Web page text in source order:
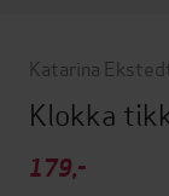
Katarina
Klokka
179,-